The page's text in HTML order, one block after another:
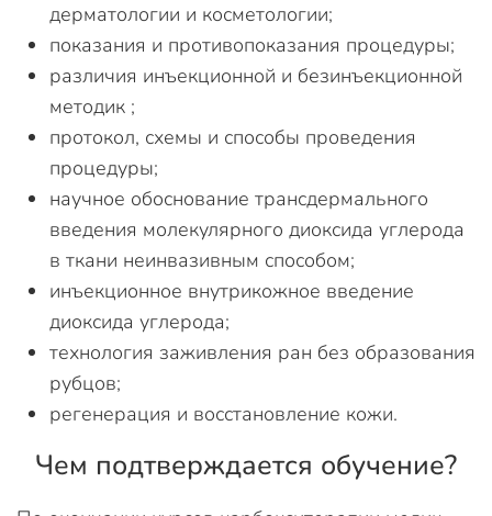
дерматологии и косметологии;
показания и противопоказания процедуры;
различия инъекционной и безинъекционной
методик ;
протокол, схемы и способы проведения
процедуры;
научное обоснование трансдермального
введения молекулярного диоксида углерода
в ткани неинвазивным способом;
инъекционное внутрикожное введение
диоксида углерода;
технология заживления ран без образования
рубцов;
регенерация и восстановление кожи.
Чем подтверждается обучение?